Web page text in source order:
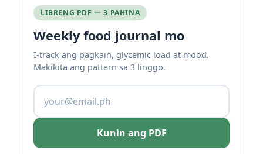
LIBRENG PDF — 3 PAHINA
Weekly food journal mo
I-track ang pagkain, glycemic load at mood.
Makikita ang pattern sa 3 linggo.
Kunin ang PDF